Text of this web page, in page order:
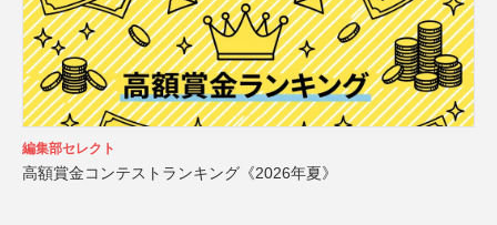
編集部セレクト
高額賞金コンテストランキング《2026年夏》